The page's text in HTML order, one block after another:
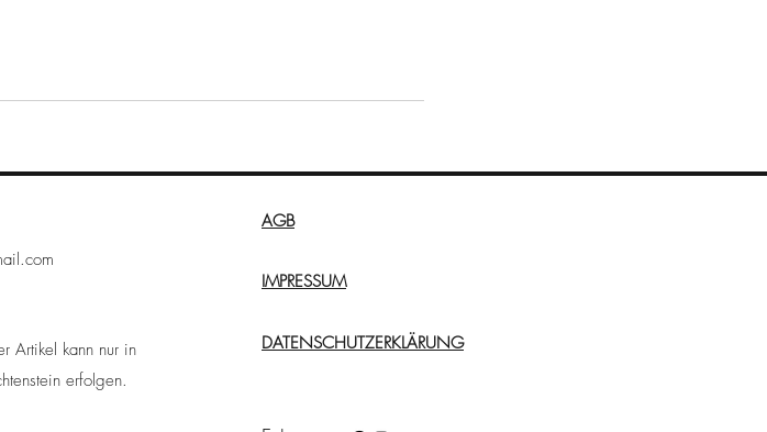
Artikel kann nur in
erfolgen.
AGB
IMPRESSUM
DATENSCHUTZERKLÄRUNG